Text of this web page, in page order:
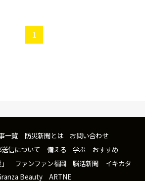
1
一覧 防災新聞とは
お問い合わせ
信について
備える 学ぶ
おすすめ
ファンファン福岡 脳活新聞
イキカタ
Beauty
ARTNE